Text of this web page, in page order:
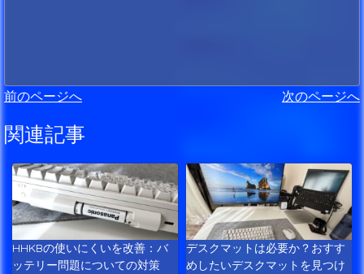
前のページへ 次のページへ
関連記事
HHKBの使いにくいを改善：バ
ッテリー問題についての対策
デスクマットは必要か？おすす
めしたいデスクマットを見つけ